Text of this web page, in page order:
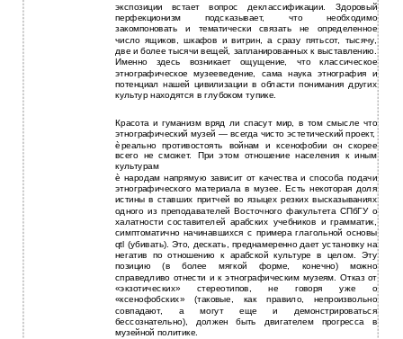
экспозиции встает вопрос деклассификации. Здоровый
перфекционизм подсказывает, что необходимо
закомпоновать и тематически связать не определенное
число ящиков, шкафов и витрин, а сразу пятьсот, тысячу,
две и более тысячи вещей, запланированных к выставлению.
Именно здесь возникает ощущение, что классическое
этнографическое музееведение, сама наука этнография и
потенциал нашей цивилизации в области понимания других
культур находятся в глубоком тупике.
Красота и гуманизм вряд ли спасут мир, в том смысле что
этнографический музей — всегда чисто эстетический проект,
èреально противостоять войнам и ксенофобии он скорее
всего не сможет. При этом отношение населения к иным
культурам
è народам напрямую зависит от качества и способа подачи
этнографического материала в музее. Есть некоторая доля
истины в ставших притчей во языцех резких высказываниях
одного из преподавателей Восточного факультета СПбГУ о
халатности составителей арабских учебников и грамматик,
симптоматично начинавшихся с примера глагольной основы
qtl (убивать). Это, дескать, преднамеренно дает установку на
негатив по отношению к арабской культуре в целом. Эту
позицию (в более мягкой форме, конечно) можно
справедливо отнести и к этнографическим музеям. Отказ от
«экзотических» стереотипов, не говоря уже о
«ксенофобских» (таковые, как правило, непроизвольно
совпадают, а могут еще и демонстрироваться
бессознательно), должен быть двигателем прогресса в
музейной политике.